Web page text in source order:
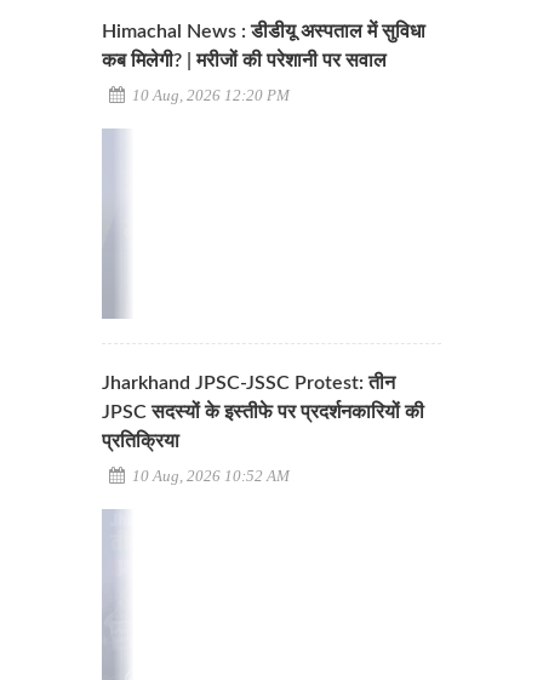
Himachal News : डीडीयू अस्पताल में सुविधा
कब मिलेगी? | मरीजों की परेशानी पर सवाल
10 Aug, 2026 12:20 PM
Jharkhand JPSC-JSSC Protest: तीन
JPSC सदस्यों के इस्तीफे पर प्रदर्शनकारियों की
प्रतिक्रिया
10 Aug, 2026 10:52 AM